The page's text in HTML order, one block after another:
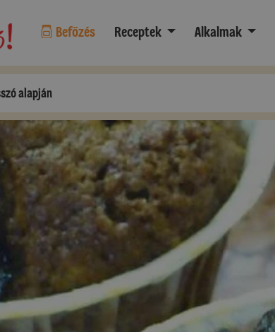
Befőzés Receptek Alkalmak